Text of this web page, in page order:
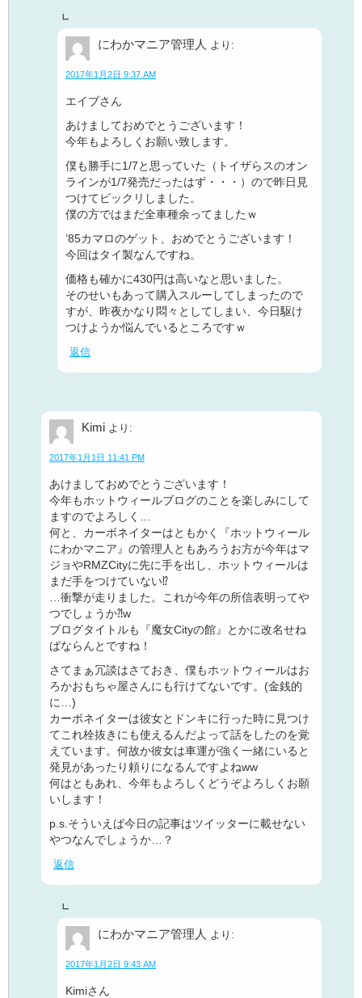
にわかマニア管理人 より:
2017年1月2日 9:37 AM
エイブさん
あけましておめでとうございます！
今年もよろしくお願い致します。
僕も勝手に1/7と思っていた（トイザらスのオン
ラインが1/7発売だったはず・・・）ので昨日見
つけてビックリしました。
僕の方ではまだ全車種余ってましたｗ
’85カマロのゲット、おめでとうございます！
今回はタイ製なんですね。
価格も確かに430円は高いなと思いました。
そのせいもあって購入スルーしてしまったので
すが、昨夜かなり悶々としてしまい、今日駆け
つけようか悩んでいるところですｗ
返信
Kimi より:
2017年1月1日 11:41 PM
あけましておめでとうございます！
今年もホットウィールブログのことを楽しみにして
ますのでよろしく…
何と、カーボネイターはともかく『ホットウィール
にわかマニア』の管理人ともあろうお方が今年はマ
ジョやRMZCityに先に手を出し、ホットウィールは
まだ手をつけていない⁉︎
…衝撃が走りました。これが今年の所信表明ってや
つでしょうか⁈w
ブログタイトルも『魔女Cityの館』とかに改名せね
ばならんとですね！
さてまぁ冗談はさておき、僕もホットウィールはお
ろかおもちゃ屋さんにも行けてないです。(金銭的
に…)
カーボネイターは彼女とドンキに行った時に見つけ
てこれ栓抜きにも使えるんだよって話をしたのを覚
えています。何故か彼女は車運が強く一緒にいると
発見があったり頼りになるんですよねww
何はともあれ、今年もよろしくどうぞよろしくお願
いします！
p.s.そういえば今日の記事はツイッターに載せない
やつなんでしょうか…？
返信
にわかマニア管理人 より:
2017年1月2日 9:43 AM
Kimiさん